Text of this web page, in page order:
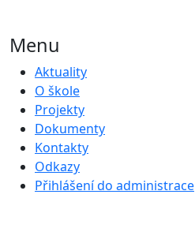
Menu
Aktuality
O škole
Projekty
Dokumenty
Kontakty
Odkazy
Přihlášení do administrace